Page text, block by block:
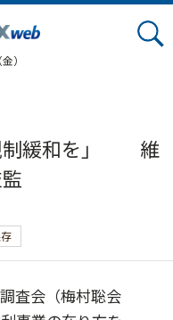
）
制緩和を」 維
査会（梅村聡会